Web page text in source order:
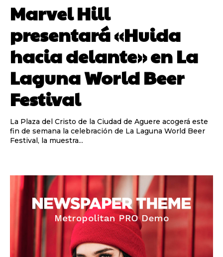
Marvel Hill
presentará «Huida
hacia delante» en La
Laguna World Beer
Festival
La Plaza del Cristo de la Ciudad de Aguere acogerá este
fin de semana la celebración de La Laguna World Beer
Festival, la muestra...